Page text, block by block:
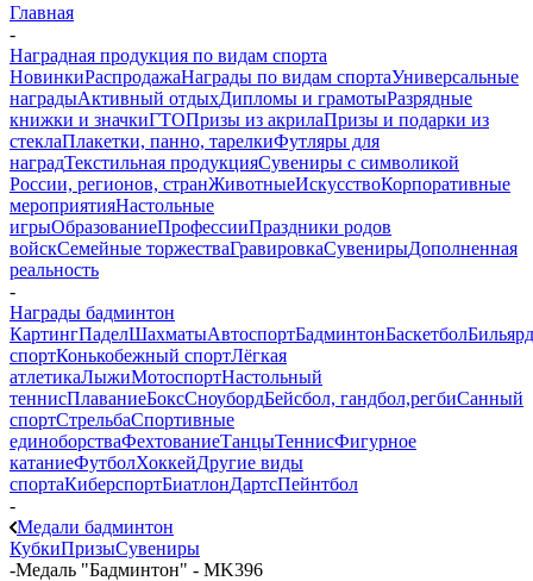
Главная
-
Наградная продукция по видам спорта
НовинкиРаспродажаНаграды по видам спортаУниверсальные
наградыАктивный отдыхДипломы и грамотыРазрядные
книжки и значкиГТОПризы из акрилаПризы и подарки из
стеклаПлакетки, панно, тарелкиФутляры для
наградТекстильная продукцияСувениры с символикой
России, регионов, странЖивотныеИскусствоКорпоративные
мероприятияНастольные
игрыОбразованиеПрофессииПраздники родов
войскСемейные торжестваГравировкаСувенирыДополненная
реальность
-
Награды бадминтон
КартингПаделШахматыАвтоспортБадминтонБаскетболБильярд
спортКонькобежный спортЛёгкая
атлетикаЛыжиМотоспортНастольный
теннисПлаваниеБоксСноубордБейсбол, гандбол,регбиСанный
спортСтрельбаСпортивные
единоборстваФехтованиеТанцыТеннисФигурное
катаниеФутболХоккейДругие виды
спортаКиберспортБиатлонДартсПейнтбол
-
Медали бадминтон
КубкиПризыСувениры
-Медаль "Бадминтон" - MK396